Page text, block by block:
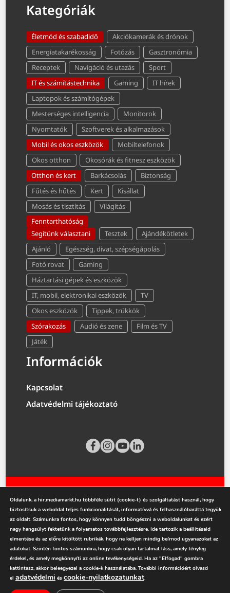
Kategóriák
Életmód és szabadidő
Akciókamerák és drónok
Energiatakarékosság
Fotózás
Gasztronómia
Receptek
Navigáció és utazás
Sport
IT és számítástechnika
Gaming
IT hírek
Laptopok és számítógépek
Mesterséges intelligencia
Monitorok
Nyomtatók
Szoftverek és alkalmazások
Mobil és okos eszközök
Mobiltelefonok
Okos otthon
Okosórák és fitnesz eszközök
Otthon és kert
Barkácsolás
Biztonság
Fűtés és hűtés
Kert
Kisállat
Mosás és tisztítás
Világítás
Fenntarthatóság
Segítünk választani
Tesztek
Ajándékötletek
Ajánló
Egészség, divat, szépségápolás
Fotó rovat
Gaming
Háztartási gépek és eszközök
IT, mobil, elektronikai eszközök
TV
Okos eszközök
Tippek, trükkök
Szórakozás
Audió és zene
Film és TV
Játék
Információk
Kapcsolat
Adatvédelmi tájékoztató
mediamarkt.hu
Oldalunk, a hir.mediamarkt.hu többféle sütit (cookie-t) és szolgáltatást használ, hogy
biztosítsuk a weboldal teljes funkcionalitását, informatívvá és felhasználóbaráttá tegyük
az oldalt. Számunkra fontos, hogy könnyen tudd böngészni a weboldalunkat és ezért
nagy hangsúlyt fektetünk a folyamatos továbbfejlesztésre. Ide tartozik a beállításaid
elmentése és az előre kitöltött rubrikák, hogy ne kelljen mindig beírnod ugyanazokat az
adatokat. Szintén fontos számunkra, hogy csak olyan tartalmat láss, amely tényleg
érdekel, és amely megkönnyíti az online tevékenységeid. Ha az "Elfogad" gombra
kattintasz, akkor beleegyezel a cookie-k használatába. További információért olvasd
el adatvédelmi és cookie-nyilatkozatunkat.